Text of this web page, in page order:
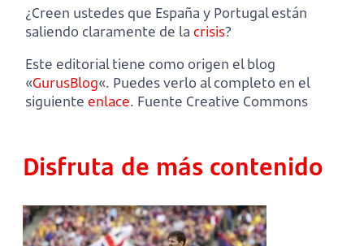
¿Creen ustedes que España y Portugal están
saliendo claramente de la crisis?
Este editorial tiene como origen el blog
«GurusBlog«. Puedes verlo al completo en el
siguiente enlace. Fuente Creative Commons
Disfruta de más contenido